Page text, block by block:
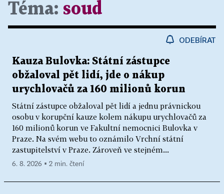
Téma: soud
ODEBÍRAT
Kauza Bulovka: Státní zástupce
obžaloval pět lidí, jde o nákup
urychlovačů za 160 milionů korun
Státní zástupce obžaloval pět lidí a jednu právnickou
osobu v korupční kauze kolem nákupu urychlovačů za
160 milionů korun ve Fakultní nemocnici Bulovka v
Praze. Na svém webu to oznámilo Vrchní státní
zastupitelství v Praze. Zároveň ve stejném...
6. 8. 2026 ▪ 2 min. čtení